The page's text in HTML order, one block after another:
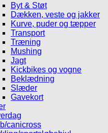
Byt & Støt
Dækken, veste og jakker
Kurve, puder og tæpper
Transport
Træning
Mushing
Jagt
Kickbikes og vogne
Beklædning
Slæder
Gavekort
canicross